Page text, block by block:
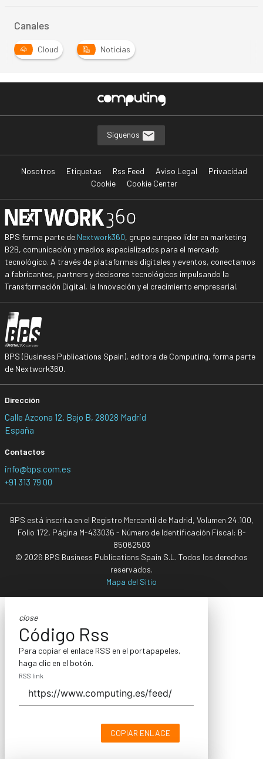
Canales
Cloud Noticias
Síguenos
Nosotros Etiquetas Rss Feed Aviso Legal
Privacidad
Cookie
Cookie Center
BPS forma parte de Nextwork360, grupo europeo líder en marketing
B2B, comunicación y medios especializados para el mercado
tecnológico. A través de plataformas digitales y eventos, conectamos
a fabricantes, partners y decisores tecnológicos impulsando la
Transformación Digital, la Innovación y el crecimiento empresarial.
BPS (Business Publications Spain), editora de Computing, forma parte
de Nextwork360.
Dirección
Calle Azcona 12, Bajo B, 28028 Madrid
España
Contactos
info@bps.com.es
+91 313 79 00
BPS está inscrita en el Registro Mercantil de Madrid, Volumen 24.100,
Folio 172, Página M-433036 - Número de Identificación Fiscal: B-
85062503
© 2026 BPS Business Publications Spain S.L. Todos los derechos
reservados.
Mapa del Sitio
close
Código Rss
Para copiar el enlace RSS en el portapapeles,
haga clic en el botón.
RSS link
COPIAR ENLACE